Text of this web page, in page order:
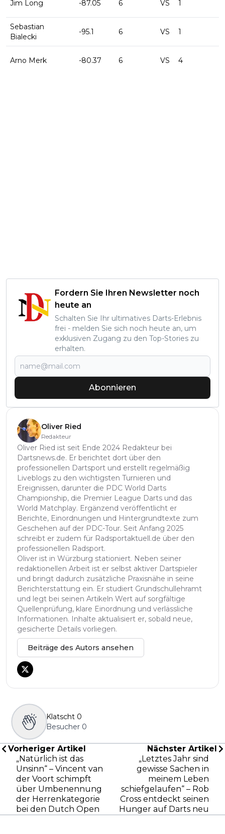
Jim Long -87.05 6 VS 1
Sebastian
Bialecki
-95.1 6 VS 1
Arno Merk -80.37 6 VS 4
Fordern Sie Ihren Newsletter noch
heute an
Schalten Sie Ihr ultimatives Darts-Erlebnis
frei - melden Sie sich noch heute an, um
exklusiven Zugang zu den Top-Stories zu
erhalten.
Abonnieren
Oliver Ried
Redakteur
Oliver Ried ist seit Ende 2024 Redakteur bei
Dartsnews.de. Er berichtet dort über den
professionellen Dartsport und erstellt regelmäßig
Liveblogs zu den wichtigsten Turnieren und
Ereignissen, darunter die PDC World Darts
Championship, die Premier League Darts und das
World Matchplay. Ergänzend veröffentlicht er
Berichte, Einordnungen und Hintergrundtexte zum
Geschehen auf der PDC-Tour. Seit Anfang 2025
schreibt er zudem für Radsportaktuell.de über den
professionellen Radsport.
Oliver ist in Würzburg stationiert. Neben seiner
redaktionellen Arbeit ist er selbst aktiver Dartspieler
und bringt dadurch zusätzliche Praxisnähe in seine
Berichterstattung ein. Er studiert Grundschullehramt
und legt bei seinen Artikeln Wert auf sorgfältige
Quellenprüfung, klare Einordnung und verlässliche
Informationen. Inhalte aktualisiert er, sobald neue,
gesicherte Details vorliegen.
Beiträge des Autors ansehen
Klatscht 0
Besucher 0
Vorheriger Artikel
„Natürlich ist das
Unsinn“ – Vincent van
der Voort schimpft
über Umbenennung
der Herrenkategorie
bei den Dutch Open
Nächster Artikel
„Letztes Jahr sind
gewisse Sachen in
meinem Leben
schiefgelaufen“ – Rob
Cross entdeckt seinen
Hunger auf Darts neu